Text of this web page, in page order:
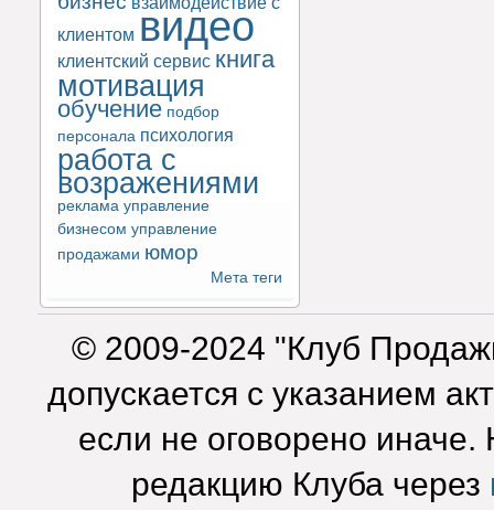
клиентом видео
клиентский сервис книга
мотивация
обучение подбор
персонала психология
работа с
возражениями
реклама управление
бизнесом управление
продажами юмор
Мета теги
© 2009-2024 "Клуб
допускается с указанием
если не оговорено
редакцию Клуба через